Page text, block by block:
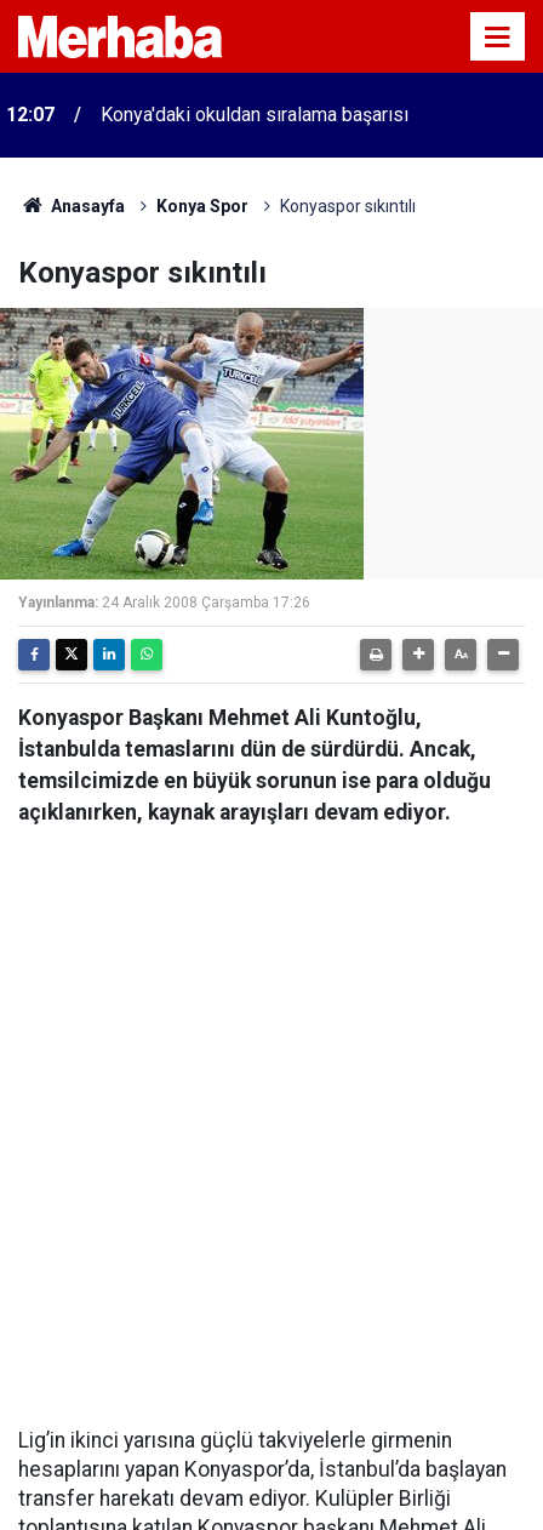
12:07 Konya'daki okuldan sıralama başarısı
Anasayfa Konya Spor Konyaspor sıkıntılı
Konyaspor sıkıntılı
Yayınlanma: 24 Aralık 2008 Çarşamba 17:26
Konyaspor Başkanı Mehmet Ali Kuntoğlu,
İstanbulda temaslarını dün de sürdürdü. Ancak,
temsilcimizde en büyük sorunun ise para olduğu
açıklanırken, kaynak arayışları devam ediyor.
Lig’in ikinci yarısına güçlü takviyelerle girmenin
hesaplarını yapan Konyaspor’da, İstanbul’da başlayan
transfer harekatı devam ediyor. Kulüpler Birliği